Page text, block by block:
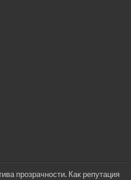
прозрачности. Как репутация